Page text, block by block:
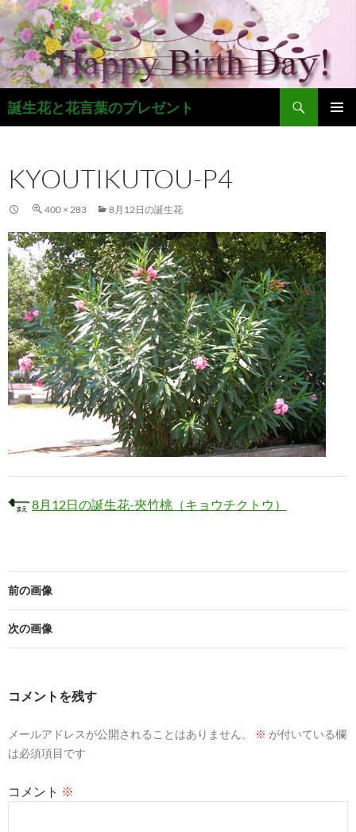
コ
ン
テ
ン
ツ
へ
ス
誕生花と花言葉のプレゼント
検
索
KYOUTIKUTOU-P4
400 × 283 8月12日の誕生花
8月12日の誕生花-夾竹桃（キョウチクトウ）
前の画像
次の画像
コメントを残す
メールアドレスが公開されることはありません。 ※ が付いている欄
は必須項目です
コメント ※